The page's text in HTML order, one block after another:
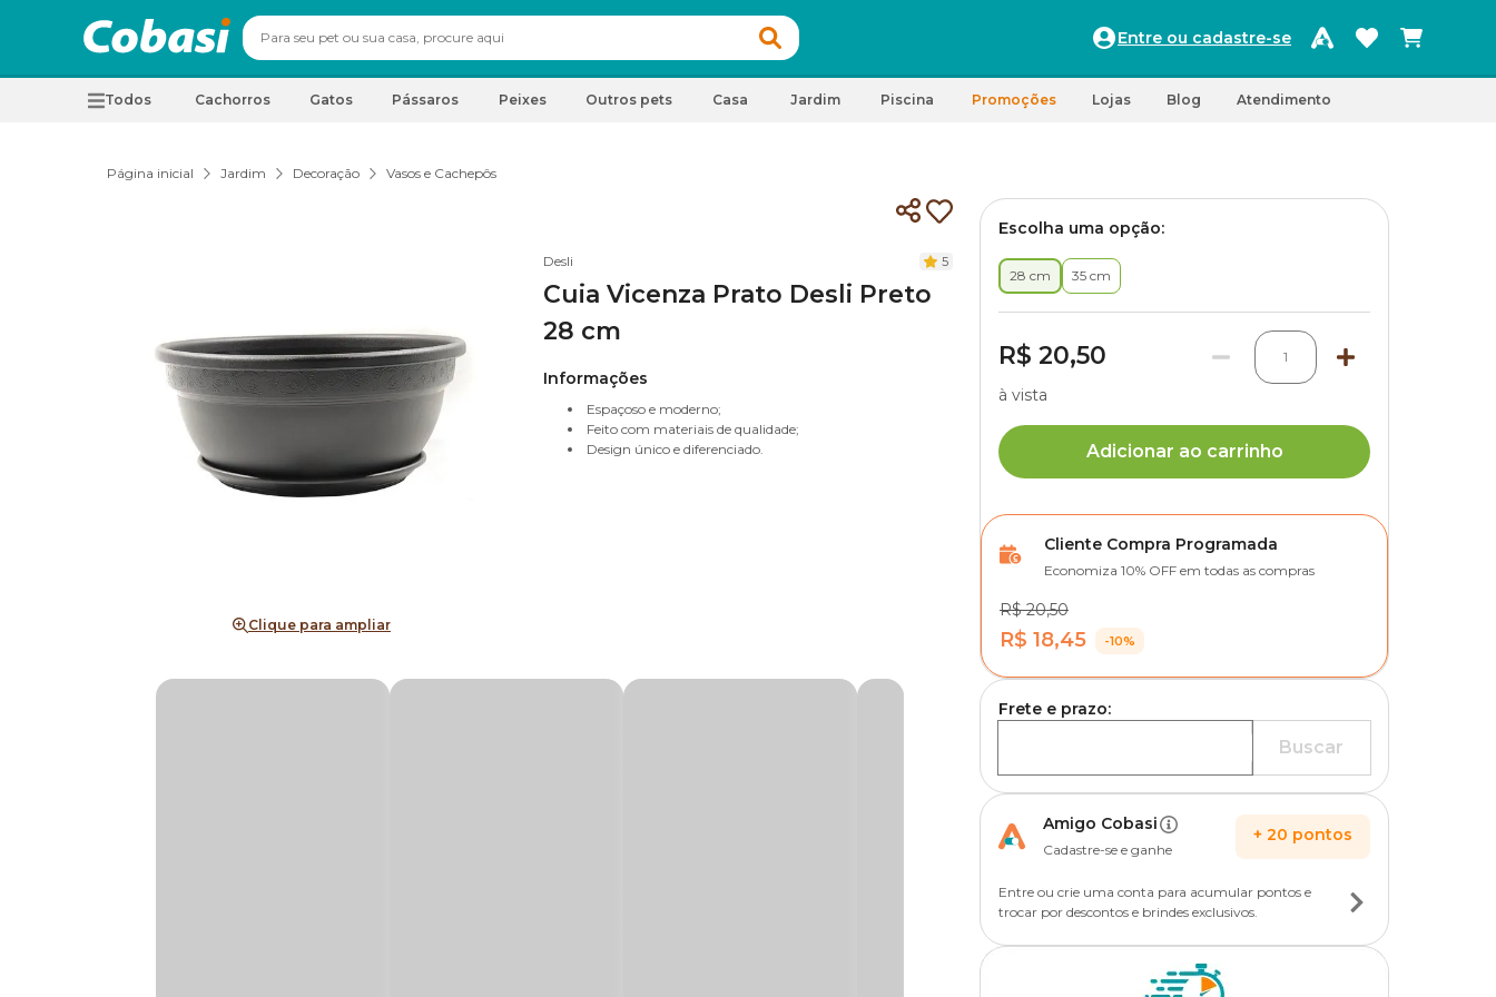
Entre ou cadastre-se
Todos Cachorros Gatos Pássaros Peixes Outros pets Casa Jardim Piscina Promoções Lojas Blog Atendimento
Página inicial Jardim Decoração Vasos e Cachepôs
Clique para ampliar
Desli 5
Cuia Vicenza Prato Desli Preto
28 cm
Informações
Espaçoso e moderno;
Feito com materiais de qualidade;
Design único e diferenciado.
Escolha uma opção:
28 cm 35 cm
R$ 20,50 1
à vista
Adicionar ao carrinho
Cliente Compra Programada
Economiza 10% OFF em todas as compras
R$ 20,50
R$ 18,45 -10%
Frete e prazo:
Buscar
Amigo Cobasi
Cadastre-se e ganhe
+ 20 pontos
Entre ou crie uma conta para acumular pontos e
trocar por descontos e brindes exclusivos.